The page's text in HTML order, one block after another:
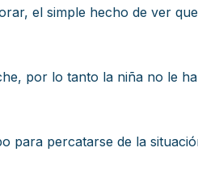
el simple hecho de ver
por lo tanto la niña no le
para percatarse de la